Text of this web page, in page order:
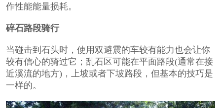
作性能能量损耗。
碎石路段骑行
当碰击到石头时，使用双避震的车较有能力也会让你
较有信心的骑过它；乱石区可能在平面路段(通常在接
近溪流的地方)，上坡或者下坡路段，但基本的技巧是
一样的。